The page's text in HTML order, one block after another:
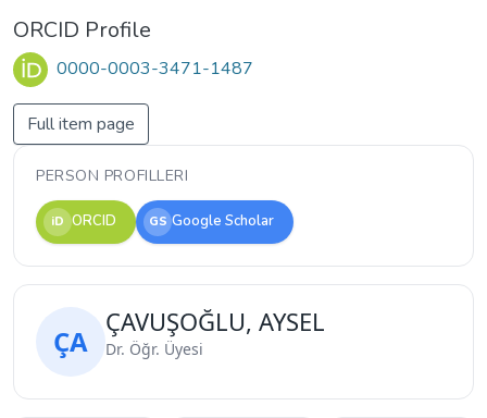
ORCID Profile
0000-0003-3471-1487
Full item page
PERSON PROFILLERI
iD ORCID GS Google Scholar
ÇA
ÇAVUŞOĞLU, AYSEL
Dr. Öğr. Üyesi